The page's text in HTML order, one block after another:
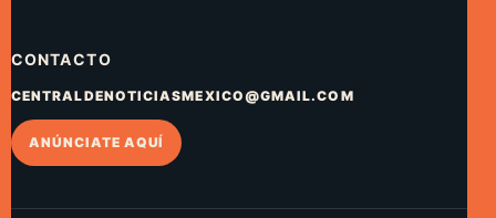
CONTACTO
CENTRALDENOTICIASMEXICO@GMAIL.COM
ANÚNCIATE AQUÍ